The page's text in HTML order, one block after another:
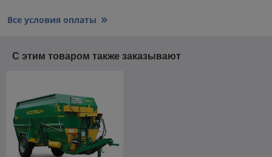
Все условия оплаты
С этим товаром также заказывают